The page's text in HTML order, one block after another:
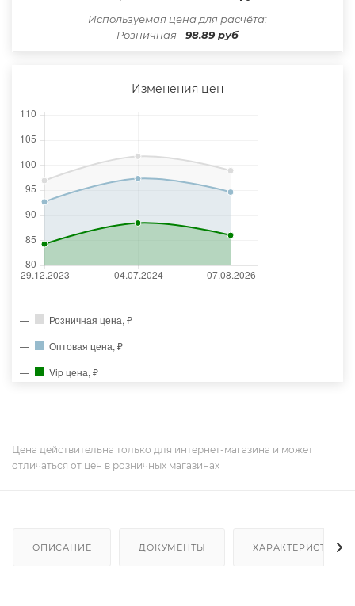
Иcпользуемая цена для расчёта:
Розничная -98.89 руб
Изменения цен
Розничная цена, ₽
Оптовая цена, ₽
Vip цена, ₽
Цена действительна только для интернет-магазина и может
отличаться от цен в розничных магазинах
ОПИСАНИЕ ДОКУМЕНТЫ ХАРАКТЕРИСТИКИ